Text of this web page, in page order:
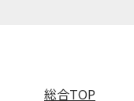
総合TOP